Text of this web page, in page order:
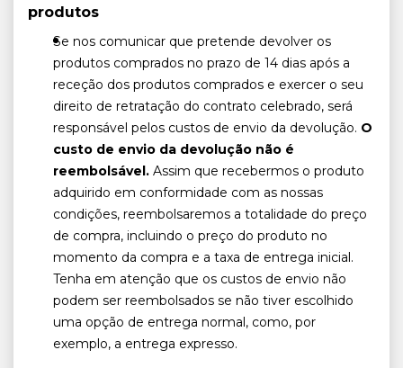
produtos
Se nos comunicar que pretende devolver os
produtos comprados no prazo de 14 dias após a
receção dos produtos comprados e exercer o seu
direito de retratação do contrato celebrado, será
responsável pelos custos de envio da devolução. O
custo de envio da devolução não é
reembolsável. Assim que recebermos o produto
adquirido em conformidade com as nossas
condições, reembolsaremos a totalidade do preço
de compra, incluindo o preço do produto no
momento da compra e a taxa de entrega inicial.
Tenha em atenção que os custos de envio não
podem ser reembolsados se não tiver escolhido
uma opção de entrega normal, como, por
exemplo, a entrega expresso.